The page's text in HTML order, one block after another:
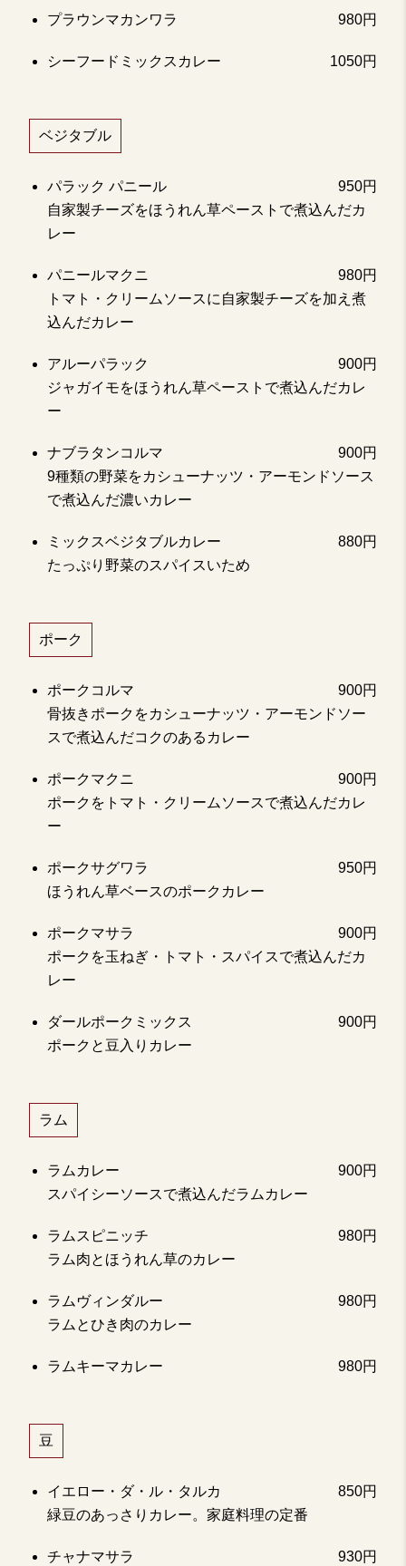
プラウンマカンワラ 980円
シーフードミックスカレー 1050円
ベジタブル
パラック パニール
950円
自家製チーズをほうれん草ペーストで煮込んだカ
レー
パニールマクニ
980円
トマト・クリームソースに自家製チーズを加え煮
込んだカレー
アルーパラック
900円
ジャガイモをほうれん草ペーストで煮込んだカレ
ー
ナブラタンコルマ
900円
9種類の野菜をカシューナッツ・アーモンドソース
で煮込んだ濃いカレー
ミックスベジタブルカレー
880円
たっぷり野菜のスパイスいため
ポーク
ポークコルマ
900円
骨抜きポークをカシューナッツ・アーモンドソー
スで煮込んだコクのあるカレー
ポークマクニ
900円
ポークをトマト・クリームソースで煮込んだカレ
ー
ポークサグワラ
950円
ほうれん草ベースのポークカレー
ポークマサラ
900円
ポークを玉ねぎ・トマト・スパイスで煮込んだカ
レー
ダールポークミックス
900円
ポークと豆入りカレー
ラム
ラムカレー
900円
スパイシーソースで煮込んだラムカレー
ラムスピニッチ
980円
ラム肉とほうれん草のカレー
ラムヴィンダルー
980円
ラムとひき肉のカレー
ラムキーマカレー 980円
豆
イエロー・ダ・ル・タルカ
850円
緑豆のあっさりカレー。家庭料理の定番
チャナマサラ
930円